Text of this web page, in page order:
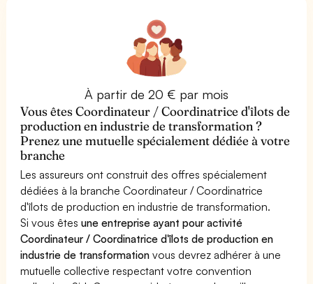
À partir de 20 € par mois
Vous êtes Coordinateur / Coordinatrice d'îlots de
production en industrie de transformation ?
Prenez une mutuelle spécialement dédiée à votre
branche
Les assureurs ont construit des offres spécialement
dédiées à la branche Coordinateur / Coordinatrice
d'îlots de production en industrie de transformation.
Si vous êtesune entreprise ayant pour activité
Coordinateur / Coordinatrice d'îlots de production en
industrie de transformation vous devrez adhérer à une
mutuelle collective respectant votre convention